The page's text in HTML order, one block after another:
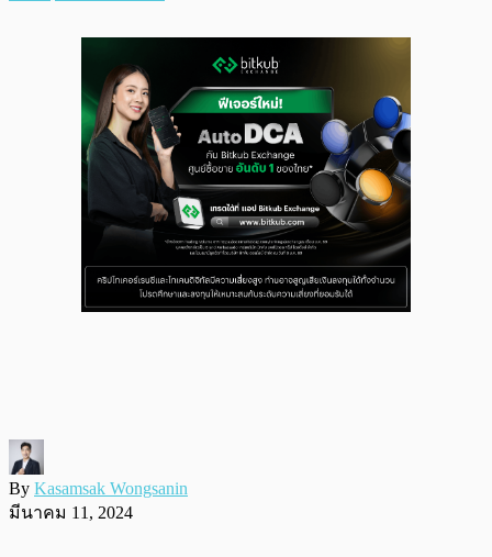
By Kasamsak Wongsanin
มีนาคม 11, 2024